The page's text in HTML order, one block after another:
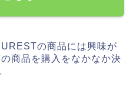
の商品には興味が
商品を購入をなかなか決